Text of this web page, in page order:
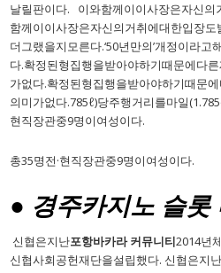
날릴판이다. 이와함께이이사장은자신
함께이이사장은자신의거취에대한입장도
더그랬을지모른다.‘50년만의’개정이라고
다.확정된형집행을받아야하기때문에다
가없다.확정된형집행을받아야하기때문
의미가없다.785ℓ)당주행거리를마일
현직장관중9명이여성이다.
총35명전·현직장관중9명이여성이다.
● 경주카지노 슬롯
신협은지난포항바카라 커뮤니티2014년
신협사회공헌재단을설립했다. 신협은지